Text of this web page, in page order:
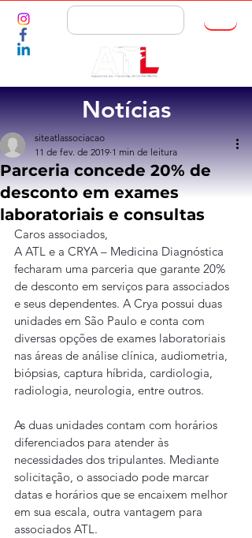
Notícias
Parceria concede 20% de
desconto em exames
laboratoriais e consultas
siteatlassociacao
11 de fev. de 2019 1 min de leitura
Caros associados,
A ATL e a CRYA – Medicina Diagnóstica
fecharam uma parceria que garante 20%
de desconto em serviços para associados
e seus dependentes. A Crya possui duas
unidades em São Paulo e conta com
diversas opções de exames laboratoriais
nas áreas de análise clínica, audiometria,
biópsias, captura híbrida, cardiologia,
radiologia, neurologia, entre outros.
As duas unidades contam com horários
diferenciados para atender às
necessidades dos tripulantes. Mediante
solicitação, o associado pode marcar
datas e horários que se encaixem melhor
em sua escala, outra vantagem para
associados ATL.